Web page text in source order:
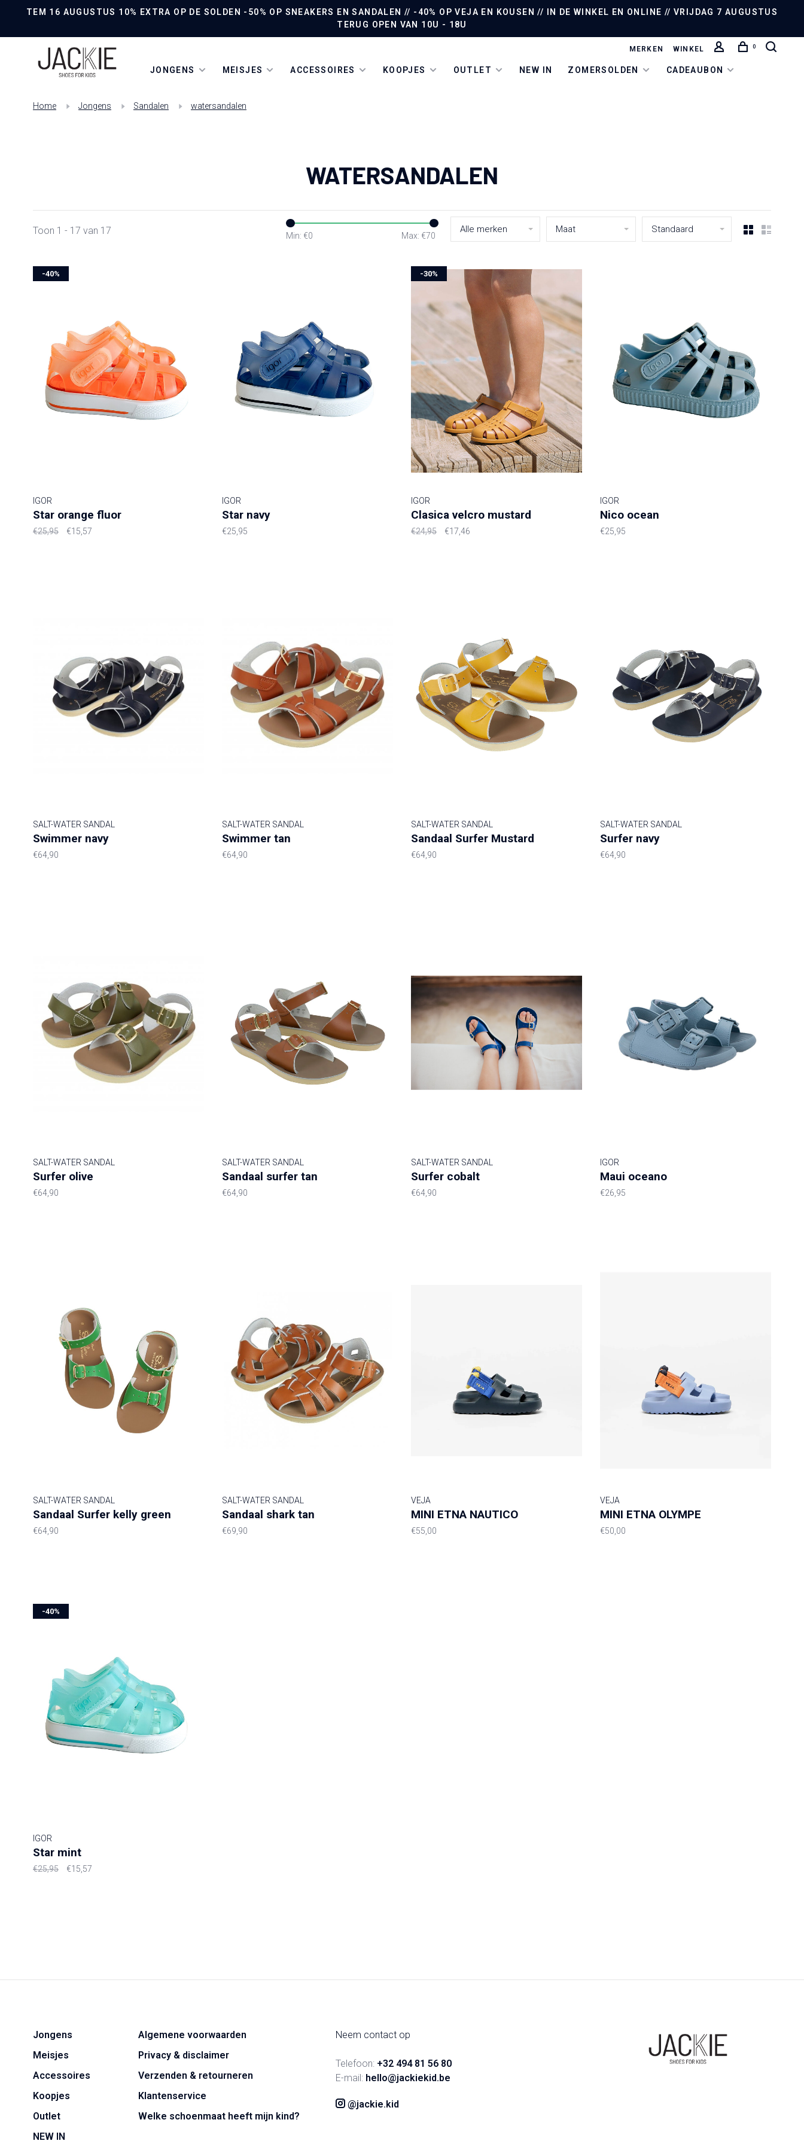
TEM 16 AUGUSTUS 10% EXTRA OP DE SOLDEN -50% OP SNEAKERS EN SANDALEN // -40% OP VEJA EN KOUSEN // IN DE WINKEL EN ONLINE // VRIJDAG 7 AUGUSTUS
TERUG OPEN VAN 10U - 18U
JONGENS MEISJES ACCESSOIRES KOOPJES OUTLET NEW IN ZOMERSOLDEN CADEAUBON
MERKEN WINKEL 0
Home Jongens Sandalen watersandalen
WATERSANDALEN
Toon 1 - 17 van 17 Min: €0 Max: €70
Alle merken Maat Standaard
-40%
IGOR
Star orange fluor
€25,95 €15,57
IGOR
Star navy
€25,95
-30%
IGOR
Clasica velcro mustard
€24,95 €17,46
IGOR
Nico ocean
€25,95
SALT-WATER SANDAL
Swimmer navy
€64,90
SALT-WATER SANDAL
Swimmer tan
€64,90
SALT-WATER SANDAL
Sandaal Surfer Mustard
€64,90
SALT-WATER SANDAL
Surfer navy
€64,90
SALT-WATER SANDAL
Surfer olive
€64,90
SALT-WATER SANDAL
Sandaal surfer tan
€64,90
SALT-WATER SANDAL
Surfer cobalt
€64,90
IGOR
Maui oceano
€26,95
SALT-WATER SANDAL
Sandaal Surfer kelly green
€64,90
SALT-WATER SANDAL
Sandaal shark tan
€69,90
VEJA
MINI ETNA NAUTICO
€55,00
VEJA
MINI ETNA OLYMPE
€50,00
-40%
IGOR
Star mint
€25,95 €15,57
Jongens
Meisjes
Accessoires
Koopjes
Outlet
NEW IN
Algemene voorwaarden
Privacy & disclaimer
Verzenden & retourneren
Klantenservice
Welke schoenmaat heeft mijn kind?
Neem contact op
Telefoon: +32 494 81 56 80
E-mail: hello@jackiekid.be
@jackie.kid